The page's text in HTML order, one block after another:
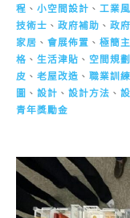
程 、 小空間設計 、 工業風
技術士 、 政府補助 、 政
家居 、 會展佈置 、 極簡
格 、 生活津貼 、 空間規劃
皮 、 老屋改造 、 職業訓練
圖 、 設計 、 設計方法 、
青年獎勵金